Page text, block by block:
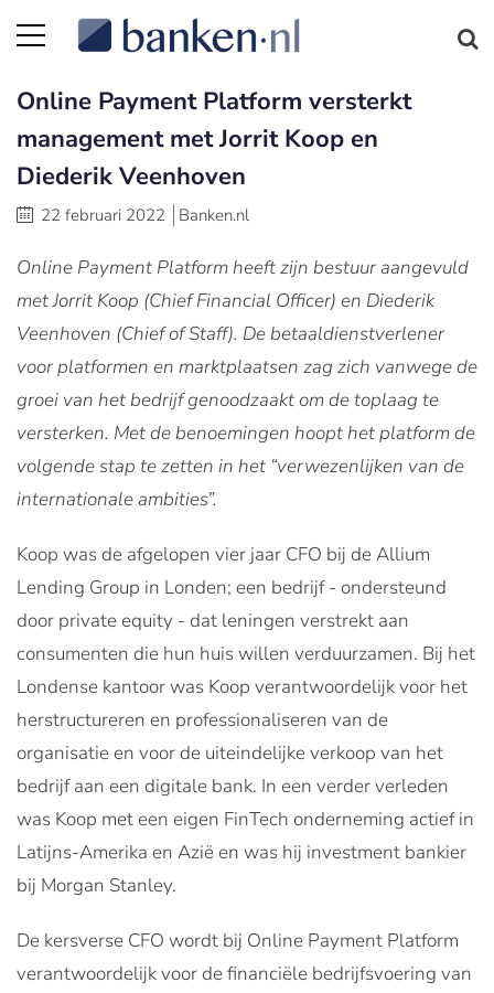
Online Payment Platform versterkt
management met Jorrit Koop en
Diederik Veenhoven
22 februari 2022 Banken.nl
Online Payment Platform heeft zijn bestuur aangevuld
met Jorrit Koop (Chief Financial Officer) en Diederik
Veenhoven (Chief of Staff). De betaaldienstverlener
voor platformen en marktplaatsen zag zich vanwege de
groei van het bedrijf genoodzaakt om de toplaag te
versterken. Met de benoemingen hoopt het platform de
volgende stap te zetten in het “verwezenlijken van de
internationale ambities”.
Koop was de afgelopen vier jaar CFO bij de Allium
Lending Group in Londen; een bedrijf - ondersteund
door private equity - dat leningen verstrekt aan
consumenten die hun huis willen verduurzamen. Bij het
Londense kantoor was Koop verantwoordelijk voor het
herstructureren en professionaliseren van de
organisatie en voor de uiteindelijke verkoop van het
bedrijf aan een digitale bank. In een verder verleden
was Koop met een eigen FinTech onderneming actief in
Latijns-Amerika en Azië en was hij investment bankier
bij Morgan Stanley.
De kersverse CFO wordt bij Online Payment Platform
verantwoordelijk voor de financiële bedrijfsvoering van